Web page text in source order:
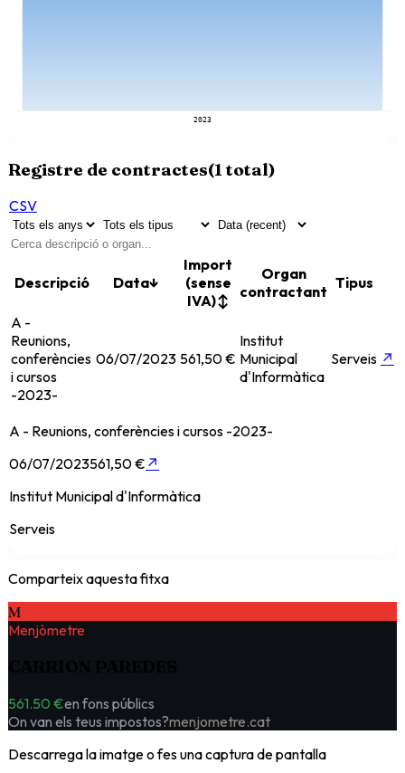
2023
Registre de contractes(1total)
CSV
Descripció Data↓
Import
(sense
IVA)↕
Organ
contractant Tipus
A -
Reunions,
conferències
i cursos
-2023-
06/07/2023 561,50 €
Institut
Municipal
d'Informàtica
Serveis ↗
A - Reunions, conferències i cursos -2023-
06/07/2023561,50 € ↗
Institut Municipal d'Informàtica
Serveis
Comparteix aquesta fitxa
M
Menjòmetre
561.50 €en fons públics
On van els teus impostos?menjometre.cat
Descarrega la imatge o fes una captura de pantalla